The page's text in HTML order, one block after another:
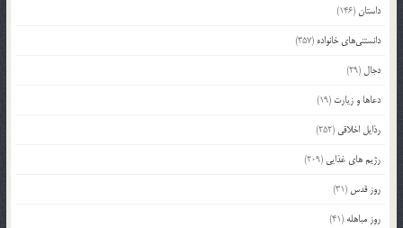
داستان(146)
دانستنی‌های خانواده (357)
دجال (29)
دعاها و زیارت (19)
رذایل اخلاقی (252)
رژیم های غذایی (209)
روز قدس (31)
روز مباهله (41)